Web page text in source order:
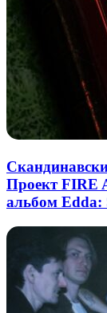
Проект FIRE
альбом Edda: